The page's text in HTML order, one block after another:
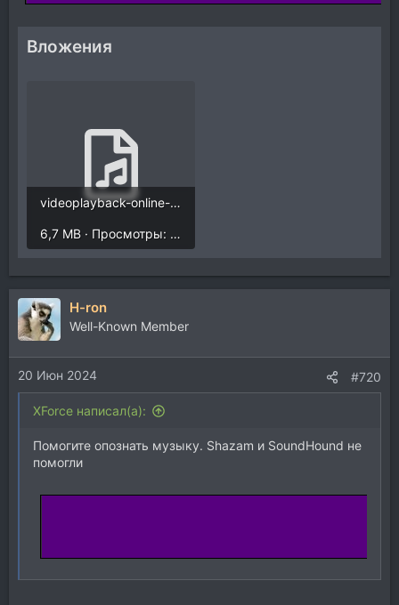
Вложения
videoplayback-online-audio-convertercom_a2RjOyZV.mp3
6,7 MB · Просмотры: 1.310
H-ron
Well-Known Member
20 Июн 2024 #720
XForce написал(а):
Помогите опознать музыку. Shazam и SoundHound не
помогли